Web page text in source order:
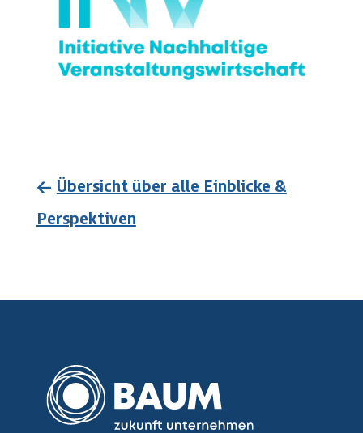
← Übersicht über alle Einblicke &
Perspektiven